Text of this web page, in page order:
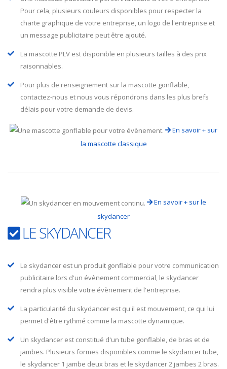
Pour cela, plusieurs couleurs disponibles pour respecter la
charte graphique de votre entreprise, un logo de l'entreprise et
un message publicitaire peut être ajouté.
La mascotte PLV est disponible en plusieurs tailles à des prix
raisonnables.
Pour plus de renseignement sur la mascotte gonflable,
contactez-nous et nous vous répondrons dans les plus brefs
délais pour votre demande de devis.
En savoir + sur
la mascotte classique
En savoir + sur le
skydancer
LE SKYDANCER
Le skydancer est un produit gonflable pour votre communication
publicitaire lors d'un évènement commercial, le skydancer
rendra plus visible votre évènement de l'entreprise.
La particularité du skydancer est qu'il est mouvement, ce qui lui
permet d'être rythmé comme la mascotte dynamique.
Un skydancer est constitué d'un tube gonflable, de bras et de
jambes. Plusieurs formes disponibles comme le skydancer tube,
le skydancer 1 jambe deux bras et le skydancer 2 jambes 2 bras.